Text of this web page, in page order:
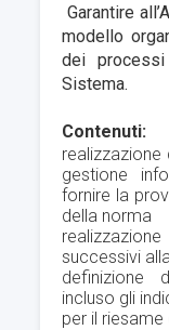
Garantire
modello
dei
Sistema.
Contenuti:
gestione
fornire la
della norma
successivi
definizione
incluso gli
per il